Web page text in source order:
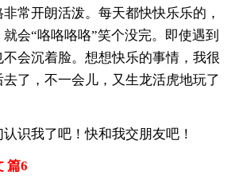
常开朗活泼。每天都快快乐乐的，
会“咯咯咯咯”笑个没完。即使遇到
会沉着脸。想想快乐的事情，我很
了，不一会儿，又生龙活虎地玩了
识我了吧！快和我交朋友吧！
篇6